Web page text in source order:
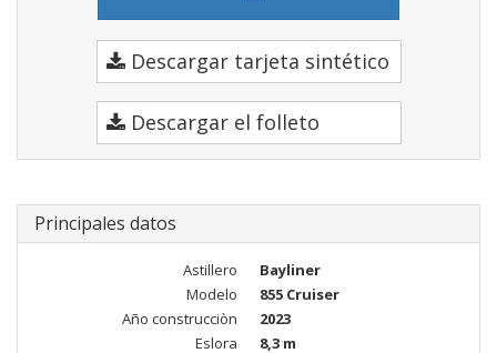
Descargar tarjeta sintético
Descargar el folleto
Principales datos
Astillero
Bayliner
Modelo
855 Cruiser
Año construcciòn
2023
Eslora
8,3 m